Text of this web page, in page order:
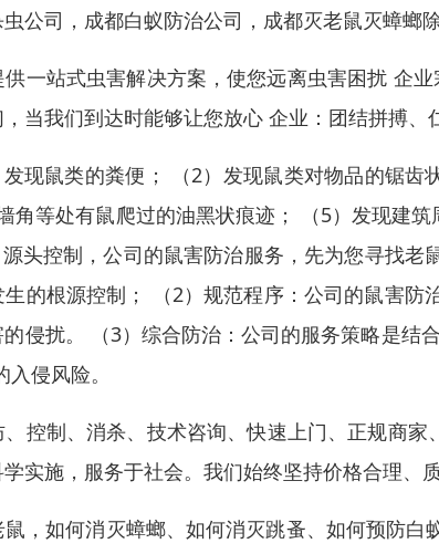
公司，成都白蚁防治公司，成都灭老鼠灭蟑螂
一站式虫害解决方案，使您远离虫害困扰 企
当我们到达时能够让您放心 企业：团结拼搏、
现鼠类的粪便； （2）发现鼠类对物品的锯
角等处有鼠爬过的油黑状痕迹； （5）发现建
头控制，公司的鼠害防治服务，先为您寻找
的根源控制； （2）规范程序：公司的鼠害
侵扰。 （3）综合防治：公司的服务策略是结
侵风险。
控制、消杀、技术咨询、快速上门、正规商
实施，服务于社会。我们始终坚持价格合理、
，如何消灭蟑螂、如何消灭跳蚤、如何预防